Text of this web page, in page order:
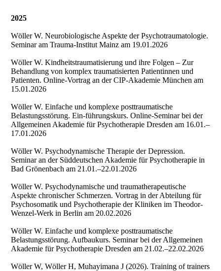
2025
Wöller W. Neurobiologische Aspekte der Psychotraumatologie.
Seminar am Trauma-Institut Mainz am 19.01.2026
Wöller W. Kindheitstraumatisierung und ihre Folgen – Zur
Behandlung von komplex traumatisierten Patientinnen und
Patienten. Online-Vortrag an der CIP-Akademie München am
15.01.2026
Wöller W. Einfache und komplexe posttraumatische
Belastungsstörung. Ein-führungskurs. Online-Seminar bei der
Allgemeinen Akademie für Psychotherapie Dresden am 16.01.–
17.01.2026
Wöller W. Psychodynamische Therapie der Depression.
Seminar an der Süddeutschen Akademie für Psychotherapie in
Bad Grönenbach am 21.01.–22.01.2026
Wöller W. Psychodynamische und traumatherapeutische
Aspekte chronischer Schmerzen. Vortrag in der Abteilung für
Psychosomatik und Psychotherapie der Kliniken im Theodor-
Wenzel-Werk in Berlin am 20.02.2026
Wöller W. Einfache und komplexe posttraumatische
Belastungsstörung. Aufbaukurs. Seminar bei der Allgemeinen
Akademie für Psychotherapie Dresden am 21.02.–22.02.2026
Wöller W, Wöller H, Muhayimana J (2026). Training of trainers